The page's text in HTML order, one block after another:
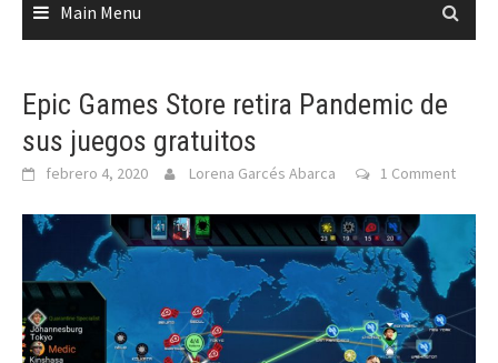
Main Menu
Epic Games Store retira Pandemic de
sus juegos gratuitos
febrero 4, 2020 Lorena Garcés Abarca 1 Comment